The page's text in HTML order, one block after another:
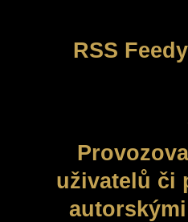
RSS
uživatelů či